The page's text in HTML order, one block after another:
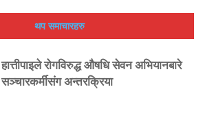
थप समाचारहरु
हात्तीपाइले रोगविरुद्ध औषधि सेवन अभियानबारे
सञ्चारकर्मीसंग अन्तरक्रिया